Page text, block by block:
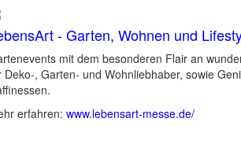
- Garten, Wohnen und
mit dem besonderen Flair an
Deko-, Garten- und Wohnliebhaber, sowie
erfahren: www.lebensart-messe.de/